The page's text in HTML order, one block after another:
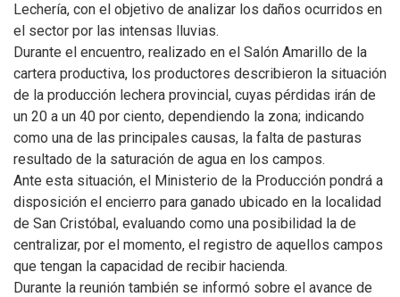
Lechería, con el objetivo de analizar los daños ocurridos en
el sector por las intensas lluvias.
Durante el encuentro, realizado en el Salón Amarillo de la
cartera productiva, los productores describieron la situación
de la producción lechera provincial, cuyas pérdidas irán de
un 20 a un 40 por ciento, dependiendo la zona; indicando
como una de las principales causas, la falta de pasturas
resultado de la saturación de agua en los campos.
Ante esta situación, el Ministerio de la Producción pondrá a
disposición el encierro para ganado ubicado en la localidad
de San Cristóbal, evaluando como una posibilidad la de
centralizar, por el momento, el registro de aquellos campos
que tengan la capacidad de recibir hacienda.
Durante la reunión también se informó sobre el avance de